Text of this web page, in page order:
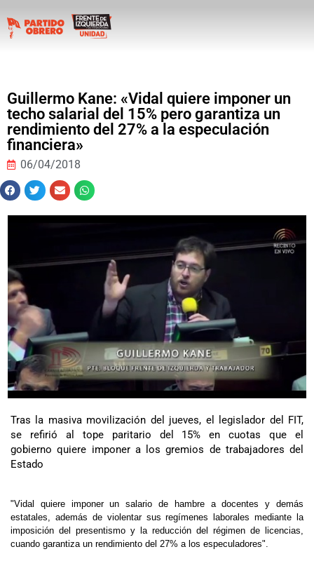
Guillermo Kane: «Vidal quiere imponer un
techo salarial del 15% pero garantiza un
rendimiento del 27% a la especulación
financiera»
06/04/2018
Tras la masiva movilización del jueves, el legislador del FIT,
se refirió al tope paritario del 15% en cuotas que el
gobierno quiere imponer a los gremios de trabajadores del
Estado
"Vidal quiere imponer un salario de hambre a docentes y demás
estatales, además de violentar sus regímenes laborales mediante la
imposición del presentismo y la reducción del régimen de licencias,
cuando garantiza un rendimiento del 27% a los especuladores".